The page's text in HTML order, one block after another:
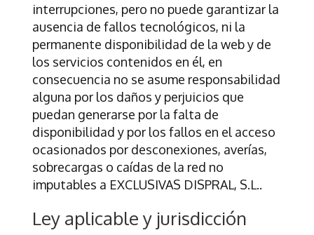
interrupciones, pero no puede garantizar la
ausencia de fallos tecnológicos, ni la
permanente disponibilidad de la web y de
los servicios contenidos en él, en
consecuencia no se asume responsabilidad
alguna por los daños y perjuicios que
puedan generarse por la falta de
disponibilidad y por los fallos en el acceso
ocasionados por desconexiones, averías,
sobrecargas o caídas de la red no
imputables a EXCLUSIVAS DISPRAL, S.L..
Ley aplicable y jurisdicción